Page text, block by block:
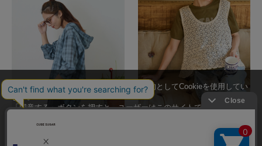
【秋新作】チェック フードシャツ 【秋新作】透かし編み ニット ベスト
当サイトではユーザーの利便性向上を目的としてCookieを使用してい
ます。
「同意する」ボタンを押すと、ユーザーはこのサイトでのCookieの使
Cookieの使用に関する詳細は「
」をご覧ください。